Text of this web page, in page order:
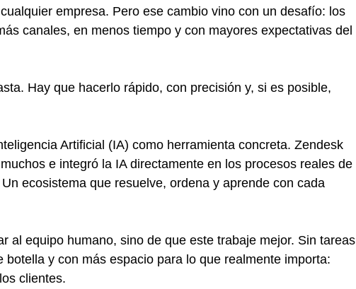
empresa. Pero ese cambio vino con un desafío: los
canales, en menos tiempo y con mayores expectativas del
Hay que hacerlo rápido, con precisión y, si es posible,
Artificial (IA) como herramienta concreta. Zendesk
e integró la IA directamente en los procesos reales de
ecosistema que resuelve, ordena y aprende con cada
al equipo humano, sino de que este trabaje mejor. Sin tareas
botella y con más espacio para lo que realmente importa:
clientes.